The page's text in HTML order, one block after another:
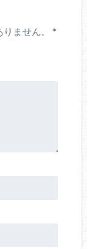
ません。
*